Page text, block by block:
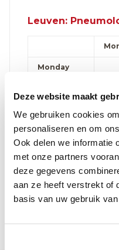
Deze website maakt
We gebruiken cookies
personaliseren en om
Ook delen we informatie
met onze partners
deze gegevens
aan ze heeft verstrekt of
basis van uw gebruik
Leuven:
Monday
Wednesday
Thursday
Saturday
Make an